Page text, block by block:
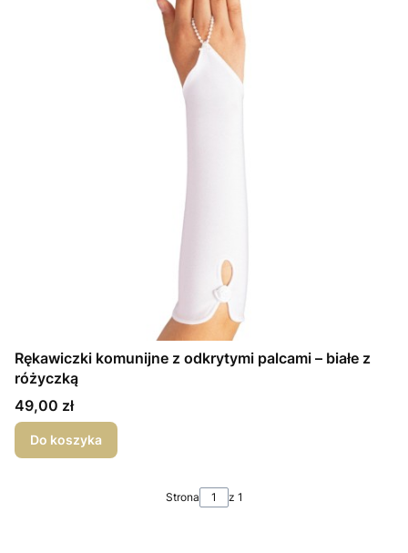
Rękawiczki komunijne z odkrytymi palcami – białe z
różyczką
Cena
49,00 zł
Do koszyka
Strona z 1